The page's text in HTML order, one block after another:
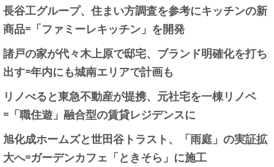
長谷工グループ、住まい方調査を参考にキッチンの新
商品=「ファミーレキッチン」を開発
諸戸の家が代々木上原で邸宅、ブランド明確化を打ち
出す=年内にも城南エリアで計画も
リノべると東急不動産が提携、元社宅を一棟リノベ
=「職住遊」融合型の賃貸レジデンスに
旭化成ホームズと世田谷トラスト、「雨庭」の実証拡
大へ=ガーデンカフェ「ときそら」に施工